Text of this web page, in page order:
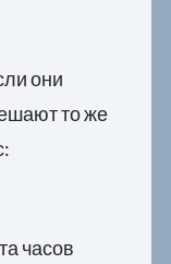
они
то же
часов